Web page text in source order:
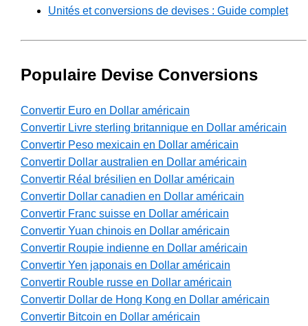
Unités et conversions de devises : Guide complet
Populaire Devise Conversions
Convertir Euro en Dollar américain
Convertir Livre sterling britannique en Dollar américain
Convertir Peso mexicain en Dollar américain
Convertir Dollar australien en Dollar américain
Convertir Réal brésilien en Dollar américain
Convertir Dollar canadien en Dollar américain
Convertir Franc suisse en Dollar américain
Convertir Yuan chinois en Dollar américain
Convertir Roupie indienne en Dollar américain
Convertir Yen japonais en Dollar américain
Convertir Rouble russe en Dollar américain
Convertir Dollar de Hong Kong en Dollar américain
Convertir Bitcoin en Dollar américain